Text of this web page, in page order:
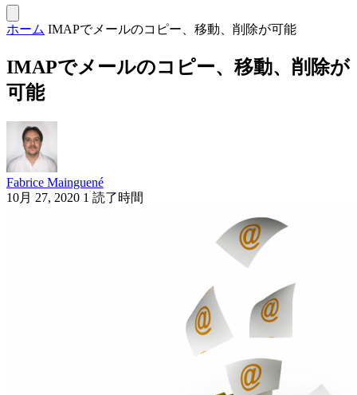
ホーム IMAPでメールのコピー、移動、削除が可能
IMAPでメールのコピー、移動、削除が
可能
Fabrice Mainguené
10月 27, 2020 1 読了時間